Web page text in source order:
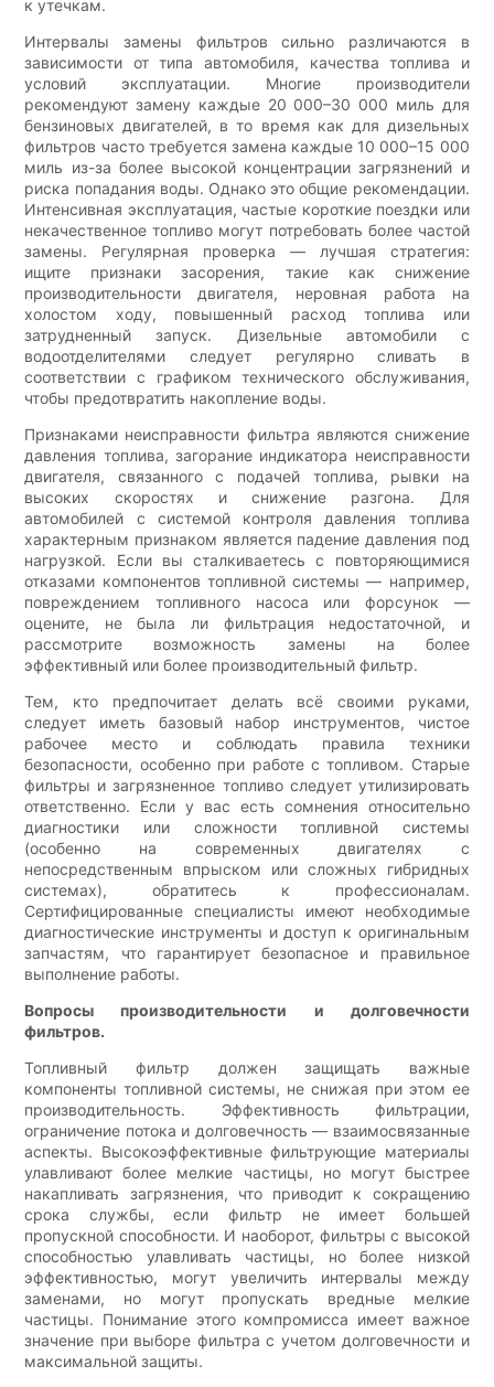
к утечкам.
Интервалы замены фильтров сильно различаются в
зависимости от типа автомобиля, качества топлива и
условий эксплуатации. Многие производители
рекомендуют замену каждые 20 000–30 000 миль для
бензиновых двигателей, в то время как для дизельных
фильтров часто требуется замена каждые 10 000–15 000
миль из-за более высокой концентрации загрязнений и
риска попадания воды. Однако это общие рекомендации.
Интенсивная эксплуатация, частые короткие поездки или
некачественное топливо могут потребовать более частой
замены. Регулярная проверка — лучшая стратегия:
ищите признаки засорения, такие как снижение
производительности двигателя, неровная работа на
холостом ходу, повышенный расход топлива или
затрудненный запуск. Дизельные автомобили с
водоотделителями следует регулярно сливать в
соответствии с графиком технического обслуживания,
чтобы предотвратить накопление воды.
Признаками неисправности фильтра являются снижение
давления топлива, загорание индикатора неисправности
двигателя, связанного с подачей топлива, рывки на
высоких скоростях и снижение разгона. Для
автомобилей с системой контроля давления топлива
характерным признаком является падение давления под
нагрузкой. Если вы сталкиваетесь с повторяющимися
отказами компонентов топливной системы — например,
повреждением топливного насоса или форсунок —
оцените, не была ли фильтрация недостаточной, и
рассмотрите возможность замены на более
эффективный или более производительный фильтр.
Тем, кто предпочитает делать всё своими руками,
следует иметь базовый набор инструментов, чистое
рабочее место и соблюдать правила техники
безопасности, особенно при работе с топливом. Старые
фильтры и загрязненное топливо следует утилизировать
ответственно. Если у вас есть сомнения относительно
диагностики или сложности топливной системы
(особенно на современных двигателях с
непосредственным впрыском или сложных гибридных
системах), обратитесь к профессионалам.
Сертифицированные специалисты имеют необходимые
диагностические инструменты и доступ к оригинальным
запчастям, что гарантирует безопасное и правильное
выполнение работы.
Вопросы производительности и долговечности
фильтров.
Топливный фильтр должен защищать важные
компоненты топливной системы, не снижая при этом ее
производительность. Эффективность фильтрации,
ограничение потока и долговечность — взаимосвязанные
аспекты. Высокоэффективные фильтрующие материалы
улавливают более мелкие частицы, но могут быстрее
накапливать загрязнения, что приводит к сокращению
срока службы, если фильтр не имеет большей
пропускной способности. И наоборот, фильтры с высокой
способностью улавливать частицы, но более низкой
эффективностью, могут увеличить интервалы между
заменами, но могут пропускать вредные мелкие
частицы. Понимание этого компромисса имеет важное
значение при выборе фильтра с учетом долговечности и
максимальной защиты.